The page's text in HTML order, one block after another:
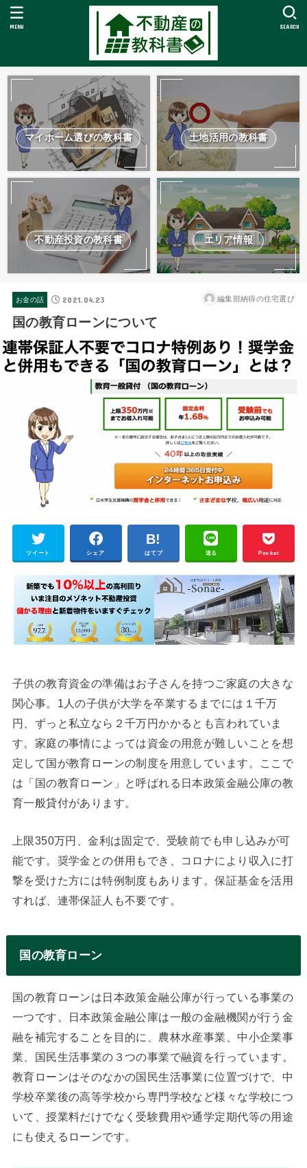
SEARCH
MENU
マイホーム選びの教科書 土地活用の教科書
不動産投資の教科書 エリア情報
お金の話 2021.04.23 編集部納得の住宅選び
国の教育ローンについて
ツイート シェア はてブ 送る Pocket
子供の教育資金の準備はお子さんを持つご家庭の大きな
関心事。1人の子供が大学を卒業するまでには１千万
円、ずっと私立なら２千万円かかるとも言われていま
す。家庭の事情によっては資金の用意が難しいことを想
定して国が教育ローンの制度を用意しています。ここで
は「国の教育ローン」と呼ばれる日本政策金融公庫の教
育一般貸付があります。
上限350万円、金利は固定で、受験前でも申し込みが可
能です。奨学金との併用もでき、コロナにより収入に打
撃を受けた方には特例制度もあります。保証基金を活用
すれば、連帯保証人も不要です。
国の教育ローン
国の教育ローンは日本政策金融公庫が行っている事業の
一つです。日本政策金融公庫は一般の金融機関が行う金
融を補完することを目的に、農林水産事業、中小企業事
業、国民生活事業の３つの事業で融資を行っています。
教育ローンはそのなかの国民生活事業に位置づけで、中
学校卒業後の高等学校から専門学校など様々な学校につ
いて、授業料だけでなく受験費用や通学定期代等の用途
にも使えるローンです。